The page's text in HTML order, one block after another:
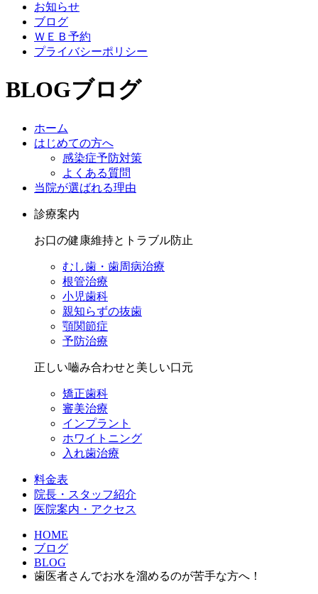
お知らせ
ブログ
ＷＥＢ予約
プライバシーポリシー
BLOGブログ
ホーム
はじめての方へ
感染症予防対策
よくある質問
当院が選ばれる理由
診療案内
お口の健康維持とトラブル防止
むし歯・歯周病治療
根管治療
小児歯科
親知らずの抜歯
顎関節症
予防治療
正しい嚙み合わせと美しい口元
矯正歯科
審美治療
インプラント
ホワイトニング
入れ歯治療
料金表
院長・スタッフ紹介
医院案内・アクセス
HOME
ブログ
BLOG
歯医者さんでお水を溜めるのが苦手な方へ！